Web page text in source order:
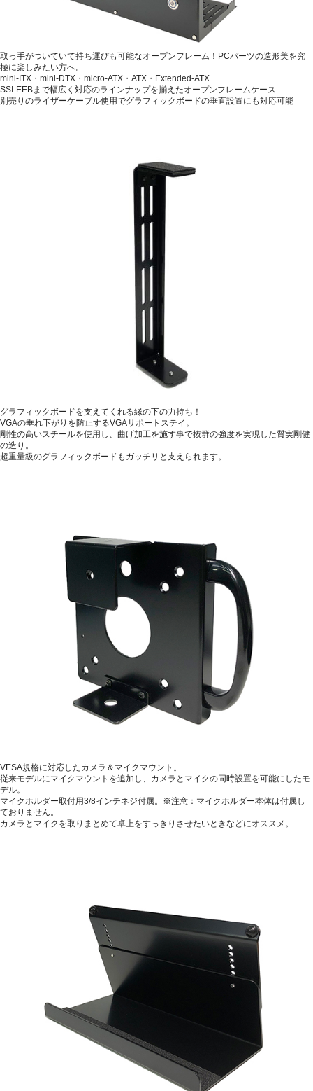
取っ手がついていて持ち運びも可能なオープンフレーム！PCパーツの造形美を究
極に楽しみたい方へ。
mini-ITX・mini-DTX・micro-ATX・ATX・Extended-ATX
SSI-EEBまで幅広く対応のラインナップを揃えたオープンフレームケース
別売りのライザーケーブル使用でグラフィックボードの垂直設置にも対応可能
グラフィックボードを支えてくれる縁の下の力持ち！
VGAの垂れ下がりを防止するVGAサポートステイ。
剛性の高いスチールを使用し、曲げ加工を施す事で抜群の強度を実現した質実剛健
の造り。
超重量級のグラフィックボードもガッチリと支えられます。
VESA規格に対応したカメラ＆マイクマウント。
従来モデルにマイクマウントを追加し、カメラとマイクの同時設置を可能にしたモ
デル。
マイクホルダー取付用3/8インチネジ付属。※注意：マイクホルダー本体は付属し
ておりません。
カメラとマイクを取りまとめて卓上をすっきりさせたいときなどにオススメ。